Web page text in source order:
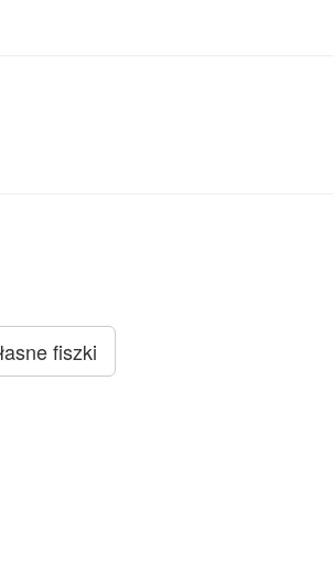
fiszki